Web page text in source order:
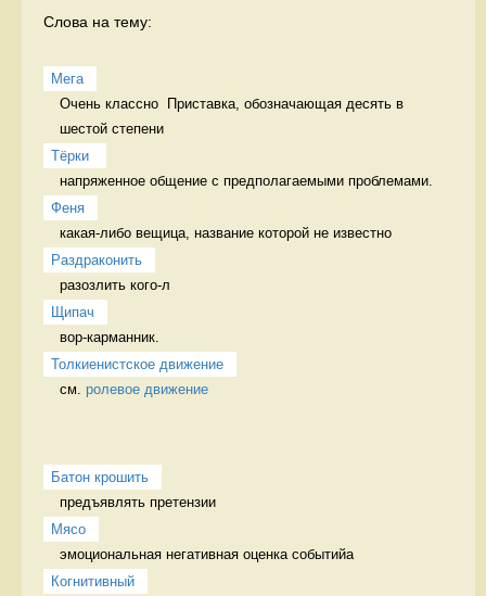
Слова на тему:
Мега
Очень классно  Приставка, обозначающая десять в
шестой степени
Тёрки
напряженное общение с предполагаемыми проблемами.
Феня
какая-либо вещица, название которой не известно
Раздраконить
разозлить кого-л
Щипач
вор-карманник.
Толкиенистское движение
см. ролевое движение
Батон крошить
предъявлять претензии
Мясо
эмоциональная негативная оценка событийа
Когнитивный